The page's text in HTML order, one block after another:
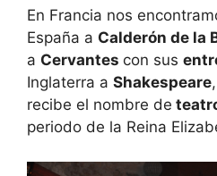
En Francia nos
España a Calderón de la
a Cervantes con sus
Inglaterra a Shakespeare
recibe el nombre de
periodo de la Reina